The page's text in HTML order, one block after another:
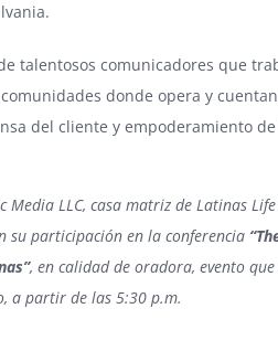
talentosos comunicadores que
donde opera y
del cliente y empoderamiento
Media LLC, casa matriz de Latinas Life
su participación en la conferencia
, en calidad de oradora, evento
a partir de las 5:30 p.m.